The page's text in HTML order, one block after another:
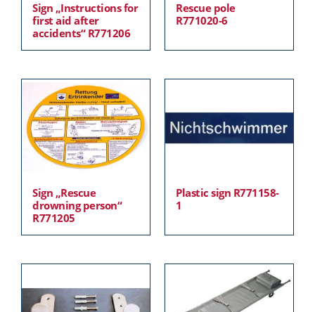
Sign „Instructions for
first aid after
accidents“ R771206
Rescue pole
R771020-6
Sign „Rescue
drowning person“
R771205
Plastic sign R771158-
1